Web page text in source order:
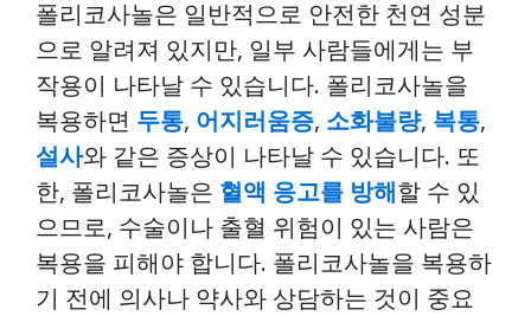
폴리코사놀은 일반적으로 안전한 천연 성분
으로 알려져 있지만, 일부 사람들에게는 부
작용이 나타날 수 있습니다. 폴리코사놀을
복용하면 두통, 어지러움증, 소화불량, 복통,
설사와 같은 증상이 나타날 수 있습니다. 또
한, 폴리코사놀은 혈액 응고를 방해할 수 있
으므로, 수술이나 출혈 위험이 있는 사람은
복용을 피해야 합니다. 폴리코사놀을 복용하
기 전에 의사나 약사와 상담하는 것이 중요